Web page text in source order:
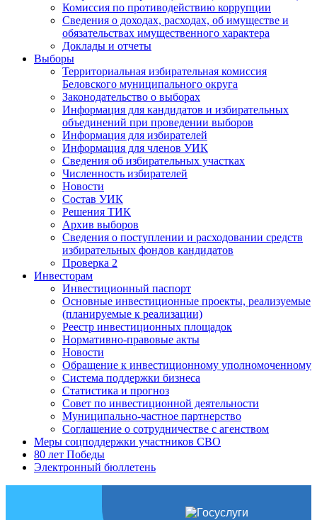
Комиссия по противодействию коррупции
Сведения о доходах, расходах, об имуществе и
обязательствах имущественного характера
Доклады и отчеты
Выборы
Территориальная избирательная комиссия
Беловского муниципального округа
Законодательство о выборах
Информация для кандидатов и избирательных
объединений при проведении выборов
Информация для избирателей
Информация для членов УИК
Сведения об избирательных участках
Численность избирателей
Новости
Состав УИК
Решения ТИК
Архив выборов
Сведения о поступлении и расходовании средств
избирательных фондов кандидатов
Проверка 2
Инвесторам
Инвестиционный паспорт
Основные инвестиционные проекты, реализуемые
(планируемые к реализации)
Реестр инвестиционных площадок
Нормативно-правовые акты
Новости
Обращение к инвестиционному уполномоченному
Система поддержки бизнеса
Статистика и прогноз
Совет по инвестиционной деятельности
Муниципально-частное партнерство
Соглашение о сотрудничестве с агенством
Меры соцподдержки участников СВО
80 лет Победы
Электронный бюллетень